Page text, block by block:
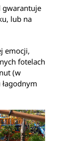
gwarantuje
lub na
emocji,
fotelach
(w